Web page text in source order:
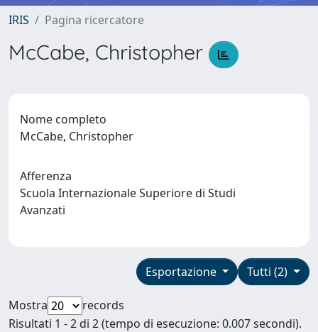
IRIS Pagina ricercatore
McCabe, Christopher
Nome completo
McCabe, Christopher
Afferenza
Scuola Internazionale Superiore di Studi
Avanzati
Tutti (2)
Esportazione
Mostra
records
Risultati 1 - 2 di 2 (tempo di esecuzione: 0.007 secondi).